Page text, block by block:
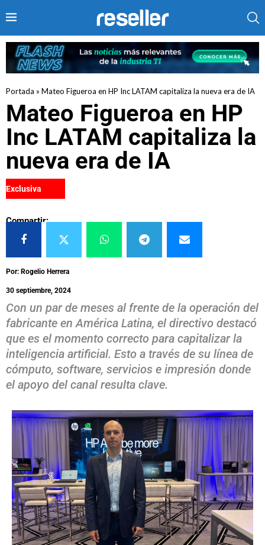
Portada » Mateo Figueroa en HP Inc LATAM capitaliza la nueva era de IA
Mateo Figueroa en HP
Inc LATAM capitaliza la
nueva era de IA
Exclusiva
Compartir:
Por: Rogelio Herrera
30 septiembre, 2024
Con un par de meses al frente de la operación del
fabricante en América Latina, el directivo destacó
que es el momento correcto para capitalizar la
inteligencia artificial. Esto a través de su línea de
cómputo, software, servicios e impresión donde
el apoyo del canal resulta clave.